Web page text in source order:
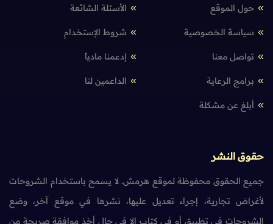
حول الموقع الأسئلة الشائعة
سياسة الخصوصية شروط الإستخدام
تواصل معنا إدعمنا مادياً
برامج الرعاية الداعمين لنا
أبلغ عن مشكلة
حقوق النشر
جميع الحقوق محفوظة لموقع هرمش. لا يسمح باستخدام الشروحات
لأغراض تجارية، إجراء تعديل عليها، نشرها في موقع آخر، وضع
الشروحات في تطبيق أو في كتاب إلا في حال أخذ موافقة صريحة من